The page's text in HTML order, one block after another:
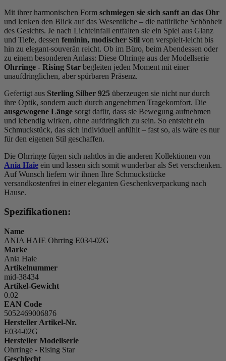
Mit ihrer harmonischen Form schmiegen sie sich sanft an das Ohr
und lenken den Blick auf das Wesentliche – die natürliche Schönheit
des Gesichts. Je nach Lichteinfall entfalten sie ein Spiel aus Glanz
und Tiefe, dessen feminin, modischer Stil von verspielt-leicht bis
hin zu elegant-souverän reicht. Ob im Büro, beim Abendessen oder
zu einem besonderen Anlass: Diese Ohringe aus der Modellserie
Ohrringe - Rising Star begleiten jeden Moment mit einer
unaufdringlichen, aber spürbaren Präsenz.
Gefertigt aus Sterling Silber 925 überzeugen sie nicht nur durch
ihre Optik, sondern auch durch angenehmen Tragekomfort. Die
ausgewogene Länge sorgt dafür, dass sie Bewegung aufnehmen
und lebendig wirken, ohne aufdringlich zu sein. So entsteht ein
Schmuckstück, das sich individuell anfühlt – fast so, als wäre es nur
für den eigenen Stil geschaffen.
Die Ohrringe fügen sich nahtlos in die anderen Kollektionen von
Ania Haie ein und lassen sich somit wunderbar als Set verschenken.
Auf Wunsch liefern wir ihnen Ihre Schmuckstücke
versandkostenfrei in einer eleganten Geschenkverpackung nach
Hause.
Spezifikationen:
Name
ANIA HAIE Ohrring E034-02G
Marke
Ania Haie
Artikelnummer
mid-38434
Artikel-Gewicht
0.02
EAN Code
5052469006876
Hersteller Artikel-Nr.
E034-02G
Hersteller Modellserie
Ohrringe - Rising Star
Geschlecht